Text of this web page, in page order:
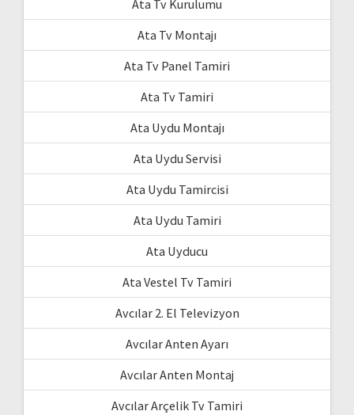
Ata Tv Kurulumu
Ata Tv Montajı
Ata Tv Panel Tamiri
Ata Tv Tamiri
Ata Uydu Montajı
Ata Uydu Servisi
Ata Uydu Tamircisi
Ata Uydu Tamiri
Ata Uyducu
Ata Vestel Tv Tamiri
Avcılar 2. El Televizyon
Avcılar Anten Ayarı
Avcılar Anten Montaj
Avcılar Arçelik Tv Tamiri